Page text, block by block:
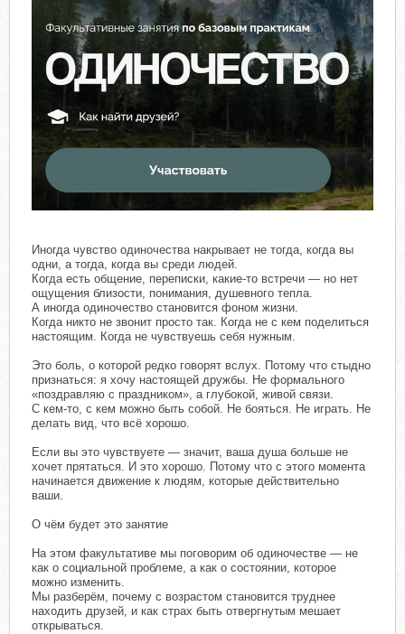
Иногда чувство одиночества накрывает не тогда, когда вы
одни, а тогда, когда вы среди людей.
Когда есть общение, переписки, какие-то встречи — но нет
ощущения близости, понимания, душевного тепла.
А иногда одиночество становится фоном жизни.
Когда никто не звонит просто так. Когда не с кем поделиться
настоящим. Когда не чувствуешь себя нужным.
Это боль, о которой редко говорят вслух. Потому что стыдно
признаться: я хочу настоящей дружбы. Не формального
«поздравляю с праздником», а глубокой, живой связи.
С кем-то, с кем можно быть собой. Не бояться. Не играть. Не
делать вид, что всё хорошо.
Если вы это чувствуете — значит, ваша душа больше не
хочет прятаться. И это хорошо. Потому что с этого момента
начинается движение к людям, которые действительно
ваши.
О чём будет это занятие
На этом факультативе мы поговорим об одиночестве — не
как о социальной проблеме, а как о состоянии, которое
можно изменить.
Мы разберём, почему с возрастом становится труднее
находить друзей, и как страх быть отвергнутым мешает
открываться.